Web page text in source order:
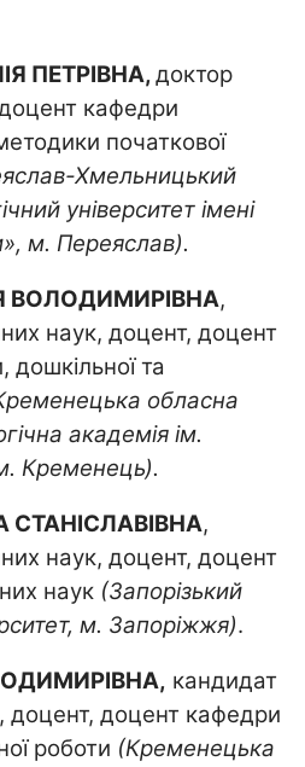
ПЕТРІВНА,доктор
кафедри
початкової
Хмельницький
університет імені
м. Переяслав).
ВОЛОДИМИРІВНА,
наук, доцент, доцент
дошкільної та
обласна
академія ім.
Кременець).
,
наук, доцент, доцент
наук (Запорізький
м. Запоріжжя).
кандидат
доцент, доцент кафедри
роботи (Кременецька